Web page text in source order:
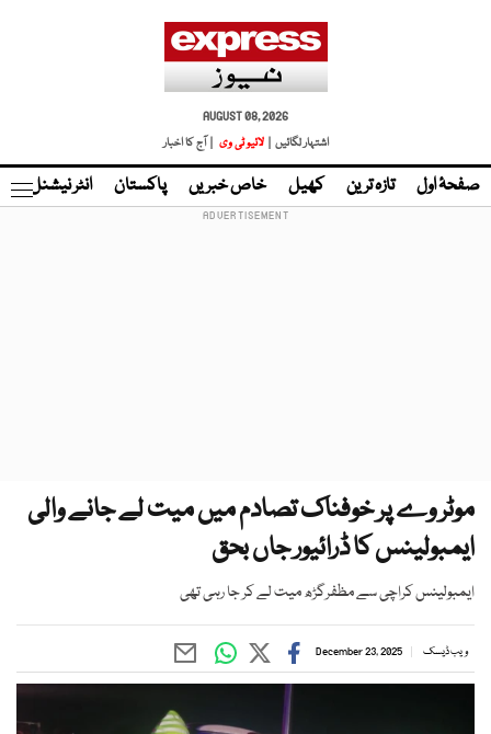
AUGUST 08, 2026
اشتہار لگائیں |
لائیو ٹی وی | آج کا اخبار
صفحۂ اول تازہ ترین کھیل خاص خبریں پاکستان انٹر نیشنل
موٹر وے پر خوفناک تصادم میں میت لے جانے والی
ایمبولینس کا ڈرائیور جاں بحق
ایمبولینس کراچی سے مظفرگڑھ میت لے کر جا رہی تھی
ویب ڈیسک December 23, 2025